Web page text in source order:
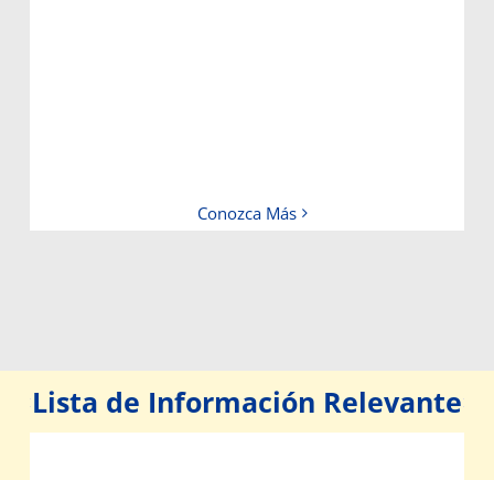
Conozca Más
Lista de Información Relevante